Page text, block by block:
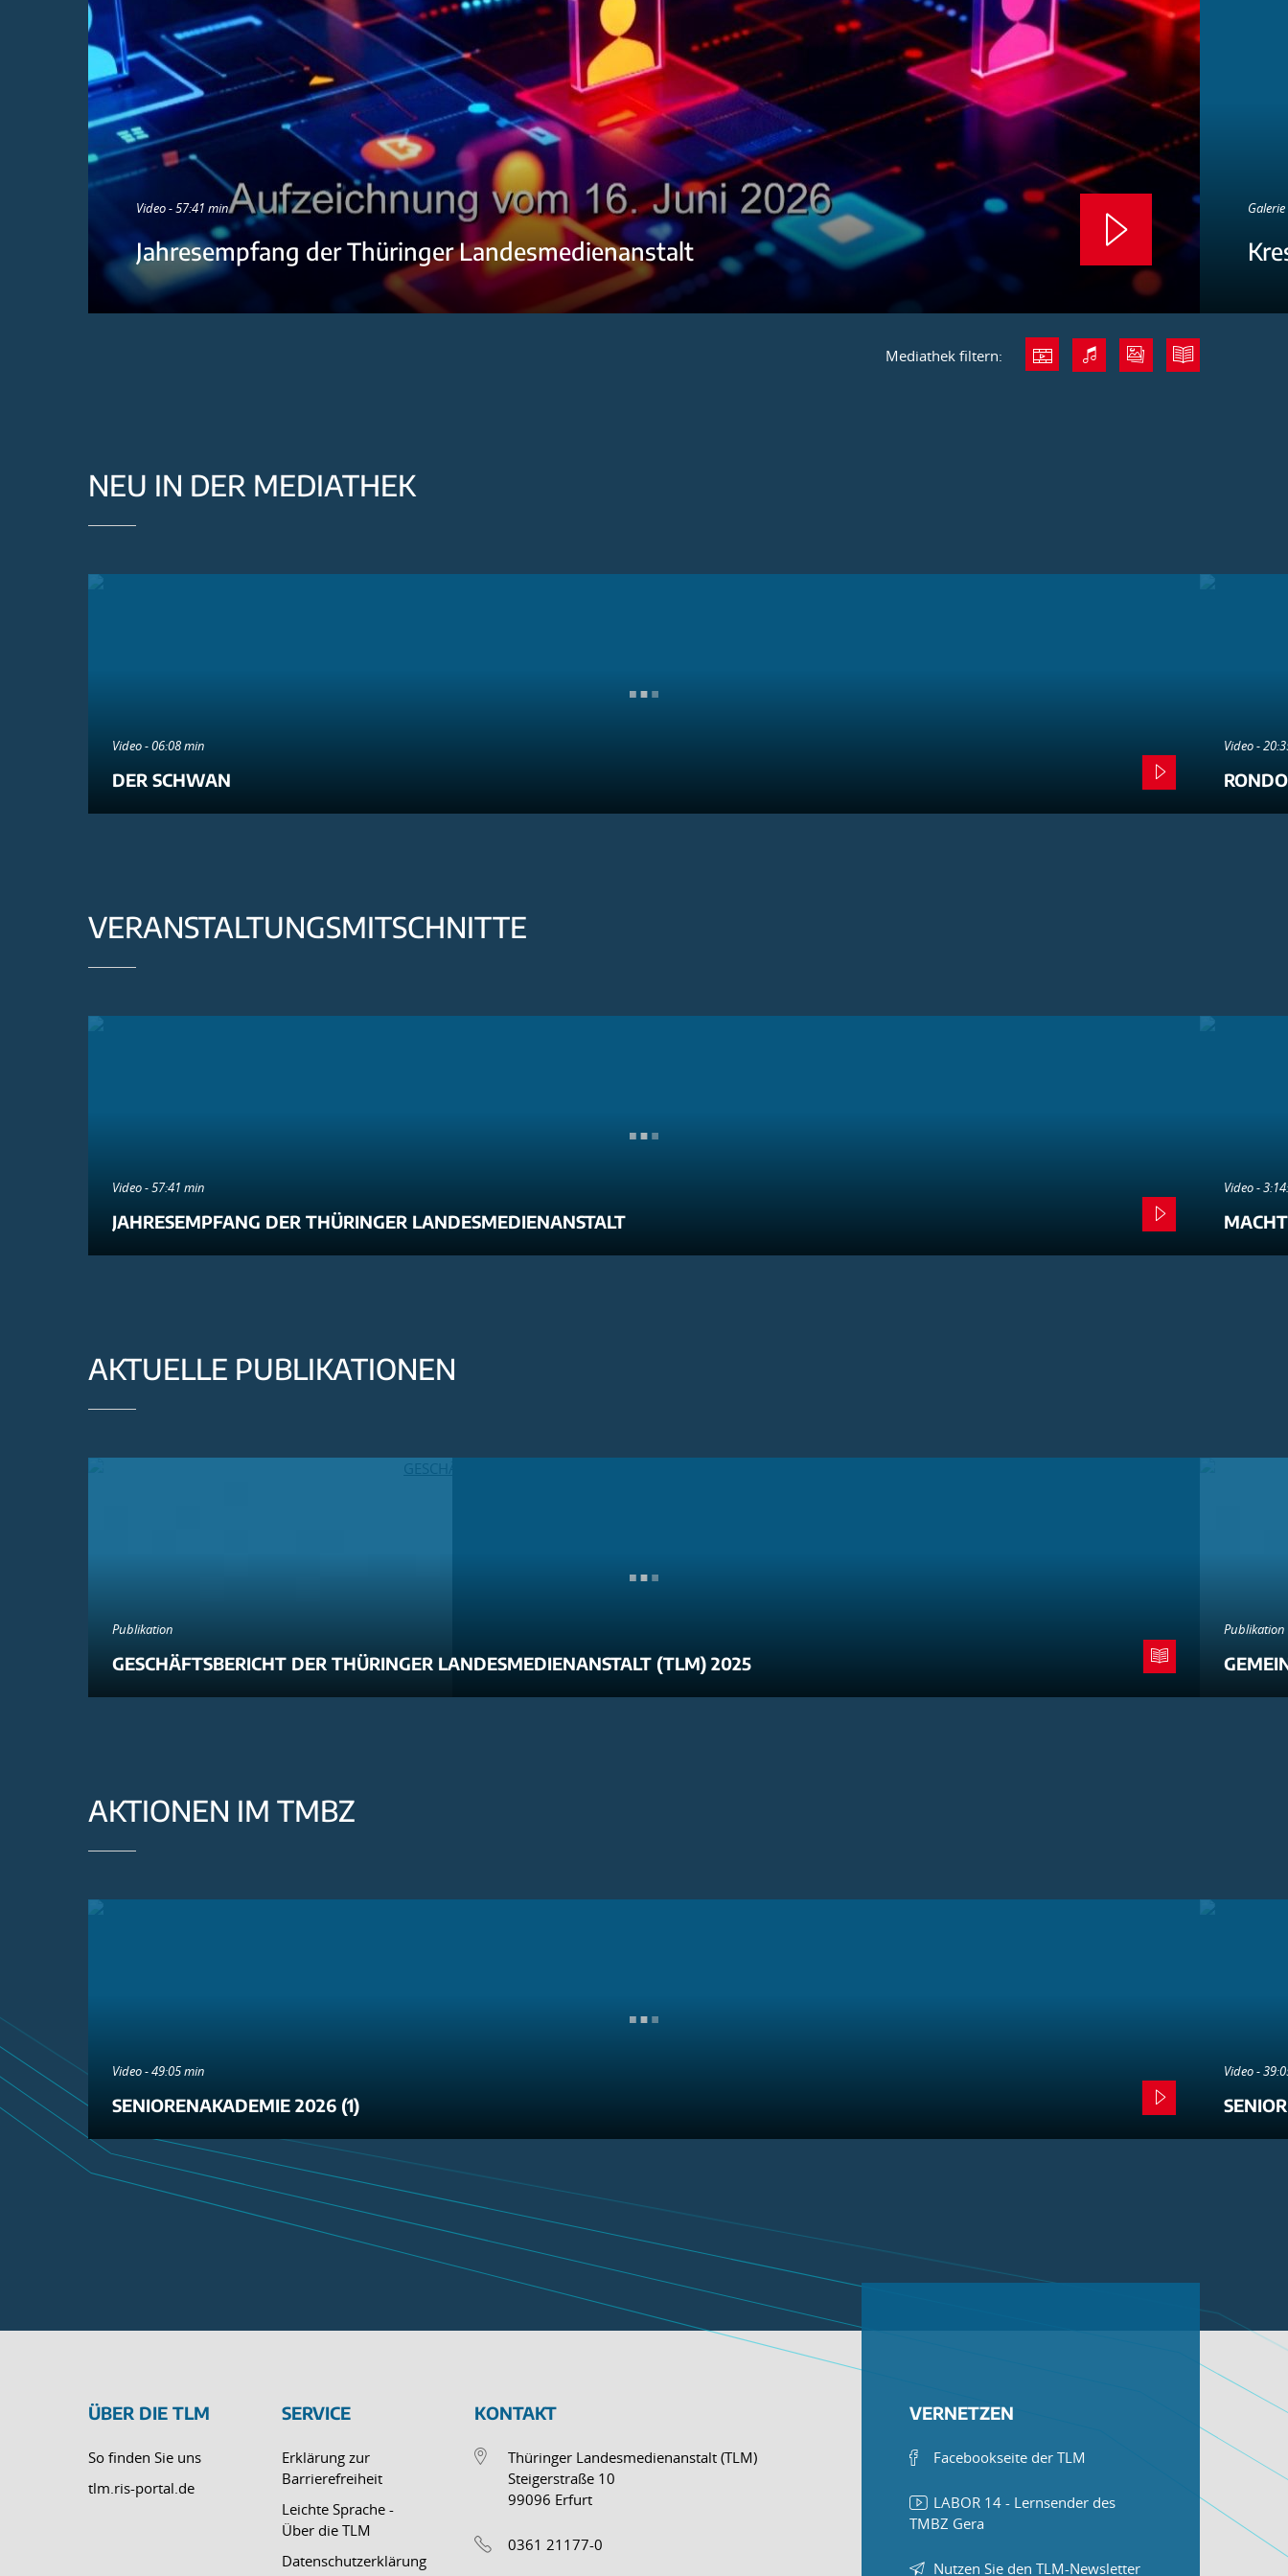
Video - 57:41 min
Jahresempfang der Thüringer Landesmedienanstalt
Mediathek filtern:
NEU IN DER MEDIATHEK
Video - 06:08 min
DER SCHWAN
Video -
VERANSTALTUNGSMITSCHNITTE
Video - 57:41 min
JAHRESEMPFANG DER THÜRINGER LANDESMEDIENANSTALT
Video -
AKTUELLE PUBLIKATIONEN
Publikation
GESCHÄFTSBERICHT DER THÜRINGER LANDESMEDIENANSTALT (TLM) 2025
Publikation
AKTIONEN IM TMBZ
Video - 49:05 min
SENIORENAKADEMIE 2026 (1)
Video -
ÜBER DIE TLM
So finden Sie uns
tlm.ris-portal.de
SERVICE
Erklärung zur
Barrierefreiheit
Leichte Sprache -
Über die TLM
Datenschutzerklärung
KONTAKT
Thüringer Landesmedienanstalt (TLM)
Steigerstraße 10
99096 Erfurt
0361 21177-0
VERNETZEN
Facebookseite der TLM
LABOR 14 - Lernsender des
TMBZ Gera
Nutzen Sie den TLM-Newsletter